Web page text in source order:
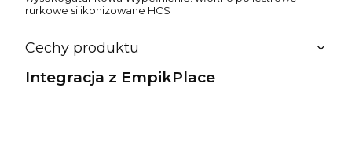
rurkowe silikonizowane HCS
Cechy produktu
Integracja z EmpikPlace